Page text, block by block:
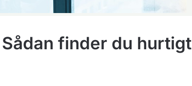
finder du hurtigt